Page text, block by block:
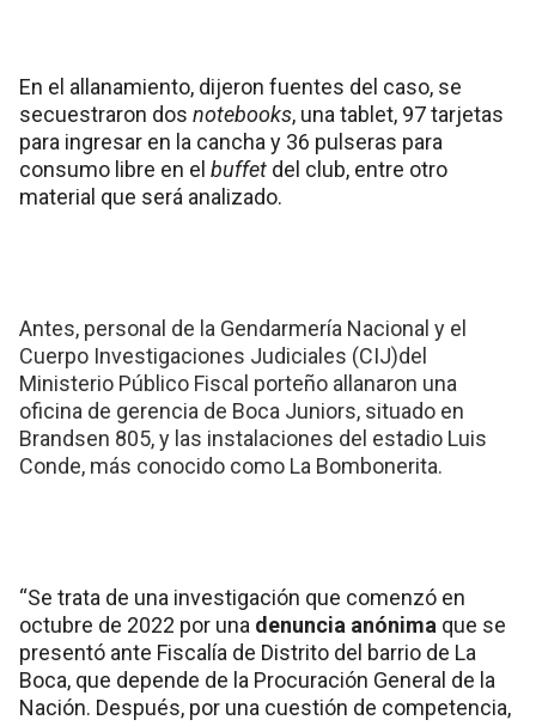
En el allanamiento, dijeron fuentes del caso, se
secuestraron dos notebooks, una tablet, 97 tarjetas
para ingresar en la cancha y 36 pulseras para
consumo libre en el buffet del club, entre otro
material que será analizado.
Antes, personal de la Gendarmería Nacional y el
Cuerpo Investigaciones Judiciales (CIJ)del
Ministerio Público Fiscal porteño allanaron una
oficina de gerencia de Boca Juniors, situado en
Brandsen 805, y las instalaciones del estadio Luis
Conde, más conocido como La Bombonerita.
“Se trata de una investigación que comenzó en
octubre de 2022 por una denuncia anónima que se
presentó ante Fiscalía de Distrito del barrio de La
Boca, que depende de la Procuración General de la
Nación. Después, por una cuestión de competencia,